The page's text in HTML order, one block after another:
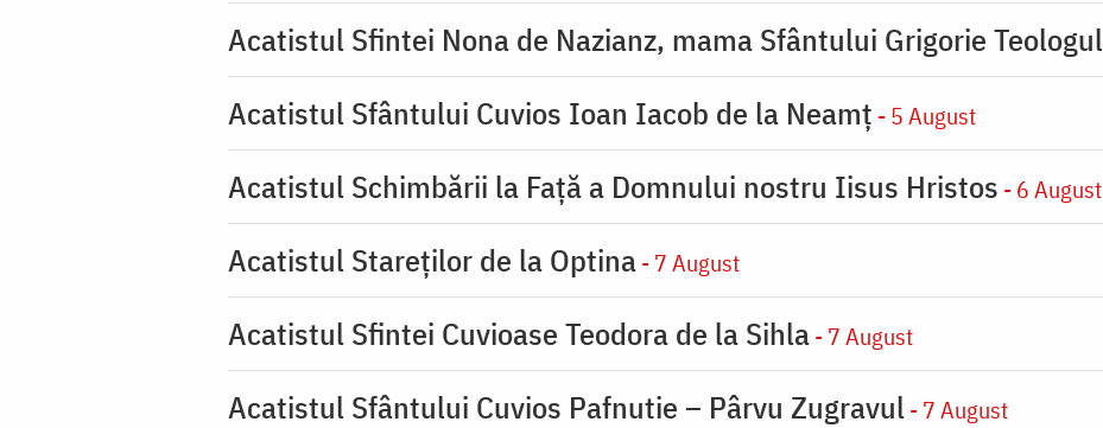
Acatistul Sfintei Nona de Nazianz, mama Sfântului Grigorie Teologul
Acatistul Sfântului Cuvios Ioan Iacob de la Neamț - 5 August
Acatistul Schimbării la Faţă a Domnului nostru Iisus Hristos - 6 August
Acatistul Stareţilor de la Optina- 7 August
Acatistul Sfintei Cuvioase Teodora de la Sihla- 7 August
Acatistul Sfântului Cuvios Pafnutie – Pârvu Zugravul - 7 August